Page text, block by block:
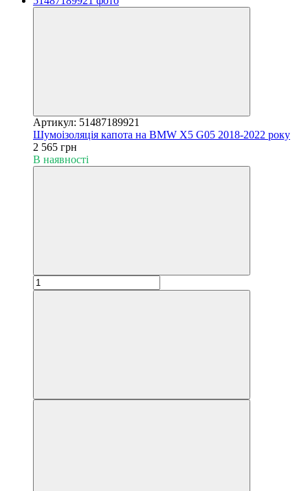
Артикул: 51487189921
Шумоізоляція капота на BMW X5 G05 2018-2022 року
2 565 грн
В наявності